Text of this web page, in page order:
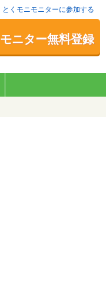
とくモニモニターに参加する
モニター無料登録